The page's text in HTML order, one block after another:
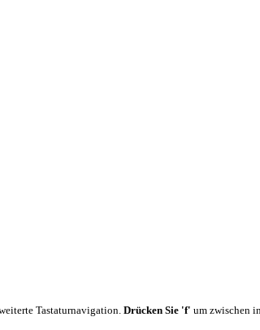
Tastaturnavigation. Drücken Sie 'f' um zwischen